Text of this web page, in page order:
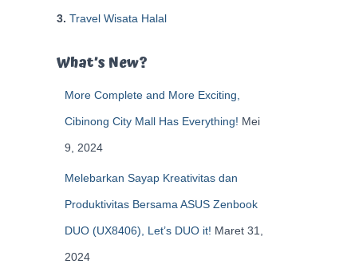
3. Travel Wisata Halal
What’s New?
More Complete and More Exciting,
Cibinong City Mall Has Everything! Mei
9, 2024
Melebarkan Sayap Kreativitas dan
Produktivitas Bersama ASUS Zenbook
DUO (UX8406), Let’s DUO it! Maret 31,
2024